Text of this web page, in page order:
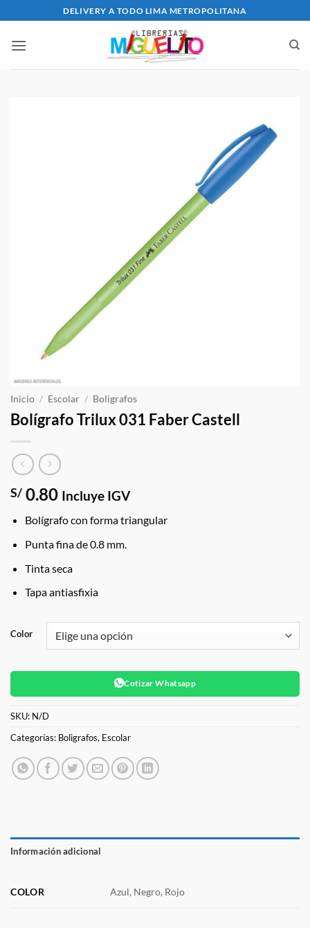
al
contenido
DELIVERY A TODO LIMA METROPOLITANA
Inicio / Escolar / Boligrafos
Bolígrafo Trilux 031 Faber Castell
S/ 0.80 Incluye IGV
Bolígrafo con forma triangular
Punta fina de 0.8 mm.
Tinta seca
Tapa antiasfixia
Color
Cotizar Whatsapp
SKU: N/D
Categorías: Boligrafos, Escolar
Información adicional
COLOR Azul, Negro, Rojo